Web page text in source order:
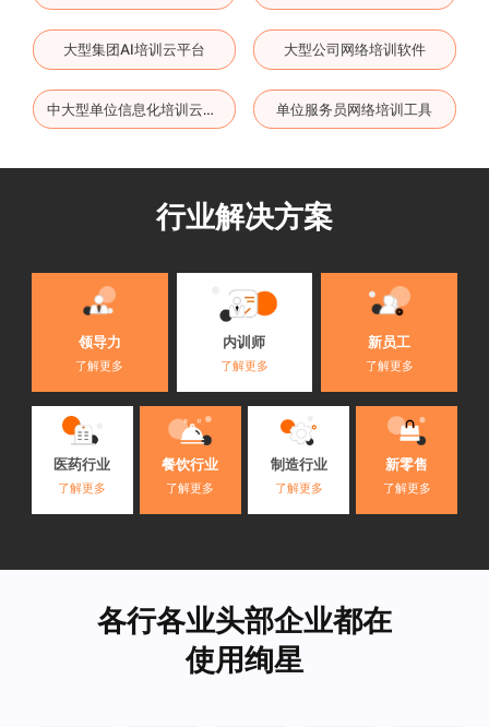
大型集团AI培训云平台 大型公司网络培训软件
中大型单位信息化培训云平台 单位服务员网络培训工具
行业解决方案
领导力
了解更多
内训师
了解更多
新员工
了解更多
医药行业
了解更多
餐饮行业
了解更多
制造行业
了解更多
新零售
了解更多
各行各业头部企业都在
使用绚星